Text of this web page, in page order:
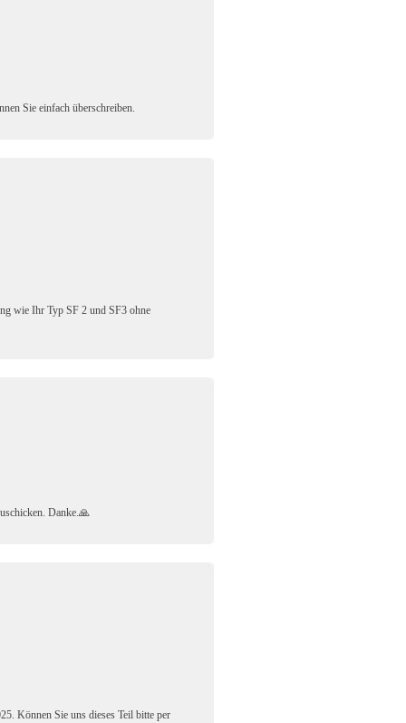
Sie einfach überschreiben.
wie Ihr Typ SF 2 und SF3 ohne
Danke.🙏
Können Sie uns dieses Teil bitte per